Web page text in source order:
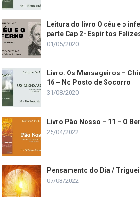
Leitura do livro O céu e o
parte Cap 2- Espiritos
01/05/2020
Livro: Os Mensageiros –
16 – No Posto de Socorro
31/08/2020
Livro Pão Nosso – 11 – O
25/04/2022
Pensamento do Dia /
07/03/2022